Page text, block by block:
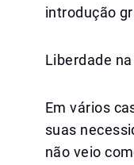
introdução
Liberdade
Em vários
suas
não veio